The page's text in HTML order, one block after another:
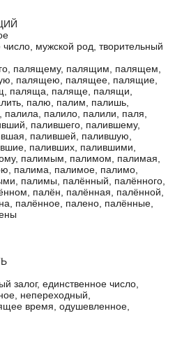
число, мужской род, творительный
палящему, палящим, палящем,
палящею, палящее, палящие,
паляща, паляще, палящи,
палю, палим, палишь,
палила, палило, палили, паля,
палившего, палившему,
палившей, палившую,
паливших, палившими,
палимым, палимом, палимая,
палима, палимое, палимо,
палимы, палённый, палённого,
палён, палённая, палённой,
палённое, палено, палённые,
залог, единственное число,
непереходный,
время, одушевленное,